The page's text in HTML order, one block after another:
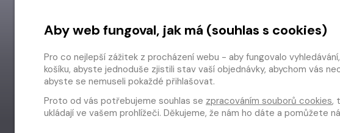
Prodejna
Odstoupení od smlouvy
Aby web fungoval, jak má (souhlas s cookies)
Pro co nejlepší zážitek z procházení webu - aby fungovalo
košíku, abyste jednoduše zjistili stav vaší objednávky, abychom vás
abyste se nemuseli pokaždé přihlašovat.
Proto od vás potřebujeme souhlas se zpracováním souborů cookies,
ukládají ve vašem prohlížeči. Děkujeme, že nám ho dáte a pomůžete